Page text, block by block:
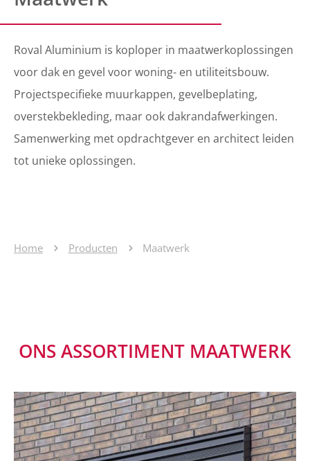
Roval Aluminium is koploper in maatwerkoplossingen
voor dak en gevel voor woning- en utiliteitsbouw.
Projectspecifieke muurkappen, gevelbeplating,
overstekbekleding, maar ook dakrandafwerkingen.
Samenwerking met opdrachtgever en architect leiden
tot unieke oplossingen.
Home Producten Maatwerk
ONS ASSORTIMENT MAATWERK